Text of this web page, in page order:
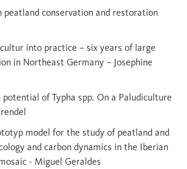
peatland conservation and restoration
into practice – six years of large
in Northeast Germany – Josephine
of Typha spp. On a Paludiculture
model for the study of peatland and
and carbon dynamics in the Iberian
- Miguel Geraldes